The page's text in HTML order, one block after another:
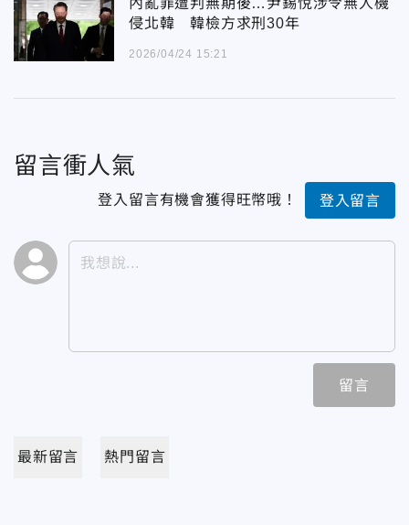
侵北韓 韓檢方求刑30年
2026/04/24 15:21
留言衝人氣
登入留言有機會獲得旺幣哦！ 登入留言
留言
最新留言 熱門留言